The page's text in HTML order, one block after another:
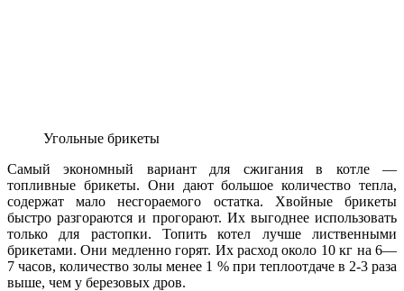
Угольные брикеты
Самый экономный вариант для сжигания в котле —
топливные брикеты. Они дают большое количество тепла,
содержат мало несгораемого остатка. Хвойные брикеты
быстро разгораются и прогорают. Их выгоднее использовать
только для растопки. Топить котел лучше лиственными
брикетами. Они медленно горят. Их расход около 10 кг на 6—
7 часов, количество золы менее 1 % при теплоотдаче в 2-3 раза
выше, чем у березовых дров.